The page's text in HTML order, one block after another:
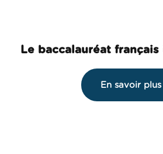
Le baccalauréat
En savoir plus